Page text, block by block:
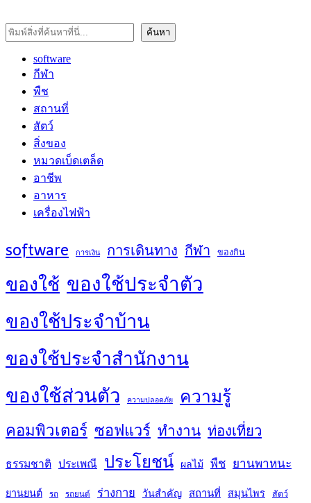
ค้นหา ค้นหา
software
กีฬา
พืช
สถานที่
สัตว์
สิ่งของ
หมวดเบ็ดเตล็ด
อาชีพ
อาหาร
เครื่องไฟฟ้า
software การเงิน การเดินทาง กีฬา ของกิน
ของใช้ ของใช้ประจำตัว
ของใช้ประจำบ้าน
ของใช้ประจำสำนักงาน
ของใช้ส่วนตัว ความปลอดภัย ความรู้
คอมพิวเตอร์ ซอฟแวร์ ทำงาน ท่องเที่ยว
ธรรมชาติ ประเพณี ประโยชน์ ผลไม้ พืช ยานพาหนะ
ยานยนต์ รถ รถยนต์ ร่างกาย วันสำคัญ สถานที่ สมุนไพร สัตว์